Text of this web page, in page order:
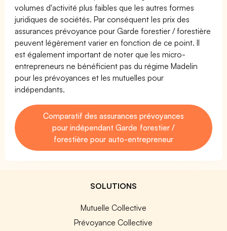
volumes d'activité plus faibles que les autres formes
juridiques de sociétés. Par conséquent les prix des
assurances prévoyance pour Garde forestier / forestière
peuvent légèrement varier en fonction de ce point. Il
est également important de noter que les micro-
entrepreneurs ne bénéficient pas du régime Madelin
pour les prévoyances et les mutuelles pour
indépendants.
Comparatif des assurances prévoyances
pour indépendant Garde forestier /
forestière pour auto-entrepreneur
SOLUTIONS
Mutuelle Collective
Prévoyance Collective